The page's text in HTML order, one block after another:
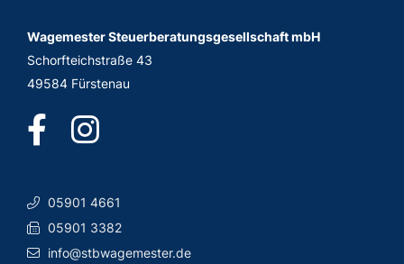
Wagemester Steuerberatungsgesellschaft mbH
Schorfteichstraße 43
49584 Fürstenau
05901 4661
05901 3382
info@stbwagemester.de